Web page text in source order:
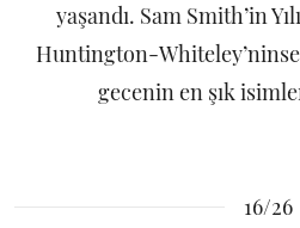
yaşandı. Sam Smith’in
Huntington-
gecenin en şık
16/26